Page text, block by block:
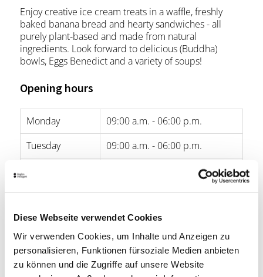
Diese Webseite verwendet Cookies
Wir verwenden Cookies, um Inhalte und Anzeigen zu
personalisieren, Funktionen fürsoziale Medien anbieten
zu können und die Zugriffe auf unsere Website
Enjoy creative ice cream treats in a waffle, freshly
baked banana bread and hearty sandwiches - all
purely plant-based and made from natural
ingredients. Look forward to delicious (Buddha)
bowls, Eggs Benedict and a variety of soups!
Opening hours
Monday
09:00 a.m. - 06:00 p.m.
Tuesday
09:00 a.m. - 06:00 p.m.
09:00 a.m. - 06:00 p.m.
Thursday
09:00 a.m. - 06:00 p.m.
Friday
09:00 a.m. - 06:00 p.m.
Saturday
09:00 a.m. - 06:00 p.m.
Sunday
09:00 a.m. - 06:00 p.m.